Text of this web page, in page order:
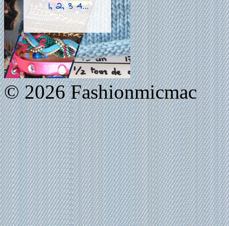
© 2026 Fashionmicmac